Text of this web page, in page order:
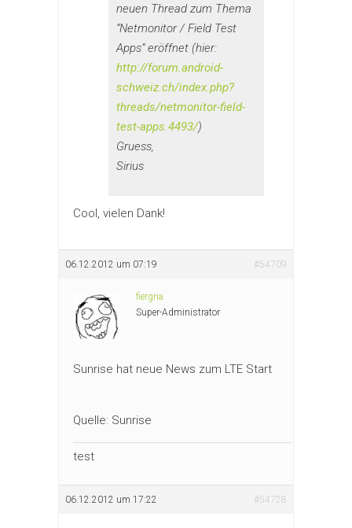
neuen Thread zum Thema
“Netmonitor / Field Test
Apps” eröffnet (hier:
http://forum.android-
schweiz.ch/index.php?
threads/netmonitor-field-
test-apps.4493/)
Gruess,
Sirius
Cool, vielen Dank!
06.12.2012 um 07:19 #54709
fiergna
Super-Administrator
Sunrise hat neue News zum LTE Start
Quelle: Sunrise
test
06.12.2012 um 17:22 #54728